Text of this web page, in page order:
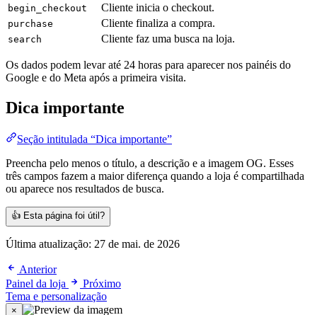
begin_checkout Cliente inicia o checkout.
purchase Cliente finaliza a compra.
search Cliente faz uma busca na loja.
Os dados podem levar até 24 horas para aparecer nos painéis do
Google e do Meta após a primeira visita.
Dica importante
Seção intitulada “Dica importante”
Preencha pelo menos o título, a descrição e a imagem OG. Esses
três campos fazem a maior diferença quando a loja é compartilhada
ou aparece nos resultados de busca.
👍 Esta página foi útil?
Última atualização: 27 de mai. de 2026
Anterior
Painel da loja
Próximo
Tema e personalização
×